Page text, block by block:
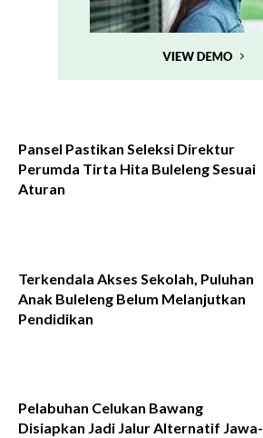
Pansel Pastikan Seleksi Direktur
Perumda Tirta Hita Buleleng Sesuai
Aturan
Terkendala Akses Sekolah, Puluhan
Anak Buleleng Belum Melanjutkan
Pendidikan
Pelabuhan Celukan Bawang
Disiapkan Jadi Jalur Alternatif Jawa-